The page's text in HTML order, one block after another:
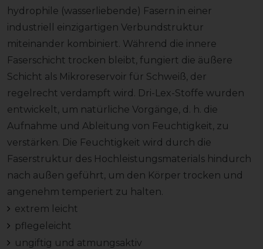
hydrophile (wasserliebende) Fasern in einer
industriell einzigartigen Verbundstruktur
miteinander kombiniert. Während die innere
Faserschicht trocken bleibt, fungiert die äußere
Schicht als Mikroreservoir für Schweiß, der
regelrecht verdampft wird. Dri-Lex-Stoffe wurden
entwickelt, um natürliche Vorgänge, d. h. die
Aufnahme und Ableitung von Feuchtigkeit, zu
verstärken. Die Feuchtigkeit wird durch die
Faserstruktur des Hochleistungsmaterials hindurch
nach außen geführt, um den Körper trocken und
angenehm temperiert zu halten.
extrem leicht
pflegeleicht
ungiftig und atmungsaktiv